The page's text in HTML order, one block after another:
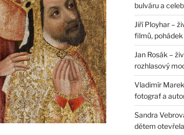
bulváru a
Jiří Ployhar –
filmů, pohádek
Jan Rosák –
rozhlasový
Vladimír
fotograf a
Sandra
dětem